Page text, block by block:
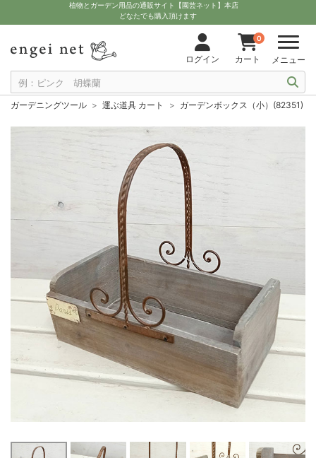
植物とガーデン用品の通販サイト【園芸ネット】本店
どなたでも購入頂けます
ログイン
0
カート メニュー
ガーデニングツール 運ぶ道具 カート ガーデンボックス（小）(82351)